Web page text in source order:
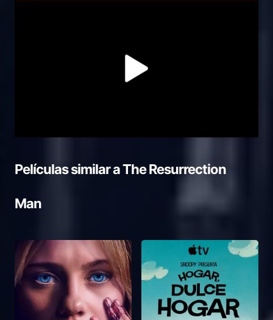
Películas similar aThe Resurrection
Man